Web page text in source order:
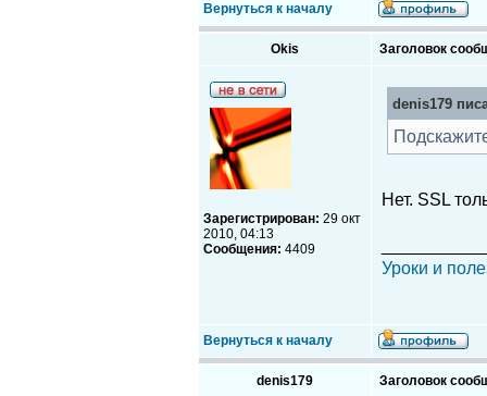
Вернуться к началу
Okis Заголовок
Зарегистрирован: 29 окт
2010, 04:13
Сообщения: 4409
denis179
Нет. SSL
Уроки и
Вернуться к началу
denis179 Заголовок